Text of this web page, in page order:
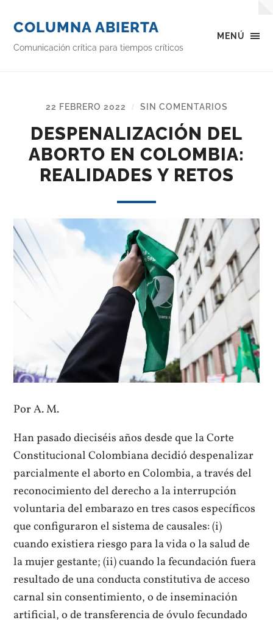
MENÚ
COLUMNA ABIERTA
Comunicación crítica para tiempos críticos
22 FEBRERO 2022 / SIN COMENTARIOS
DESPENALIZACIÓN DEL
ABORTO EN COLOMBIA:
REALIDADES Y RETOS
Por A. M.
Han pasado dieciséis años desde que la Corte
Constitucional Colombiana decidió despenalizar
parcialmente el aborto en Colombia, a través del
reconocimiento del derecho a la interrupción
voluntaria del embarazo en tres casos específicos
que configuraron el sistema de causales: (i)
cuando existiera riesgo para la vida o la salud de
la mujer gestante; (ii) cuando la fecundación fuera
resultado de una conducta constitutiva de acceso
carnal sin consentimiento, o de inseminación
artificial, o de transferencia de óvulo fecundado